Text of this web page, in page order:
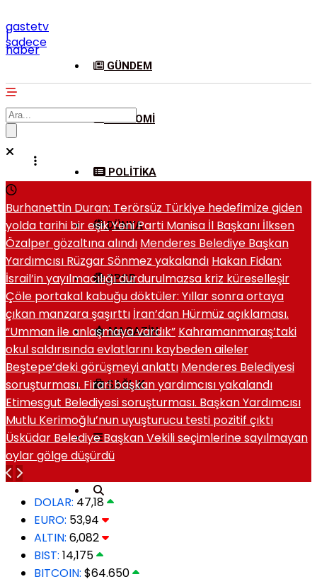
gastetv
|
sadece
haber
GÜNDEM
EKONOMI
POLITIKA
DÜNYA
SPOR
MAGAZIN
SAĞLIK
Burhanettin Duran: Terörsüz Türkiye hedefimize giden
yolda tarihi bir eşikYeni Parti Manisa İl Başkanı İlksen
Özalper gözaltına alındı Menderes Belediye Başkan
Yardımcısı Rüzgar Sönmez yakalandı Hakan Fidan:
İsrail’in yayılmacılığı durdurulmazsa kriz küreselleşir
Çöle portakal kabuğu döktüler: Yıllar sonra ortaya
çıkan manzara şaşırttı İran’dan Hürmüz açıklaması.
“Umman ile anlaşmaya vardık” Kahramanmaraş’taki
okul saldırısında evlatlarını kaybeden aileler
Beştepe’deki görüşmeyi anlattı Menderes Belediyesi
soruşturması. Firari başkan yardımcısı yakalandı
Etimesgut Belediyesi soruşturması. Başkan Yardımcısı
Mutlu Kerimoğlu’nun uyuşturucu testi pozitif çıktı
Üsküdar Belediye Başkan Vekili seçimlerine sayılmayan
oylar gölge düşürdü
DOLAR: 47,18
EURO: 53,94
ALTIN: 6,082
BIST: 14,175
BITCOIN: $64.650